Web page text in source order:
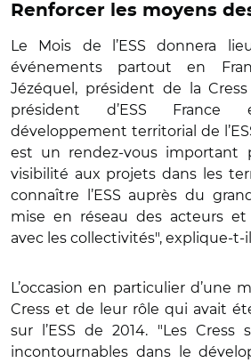
Renforcer les moyens
Le Mois de l’ESS donnera
événements partout en
Jézéquel, président de la
président d’ESS
développement territorial de
est un rendez-vous important
visibilité aux projets dans les
connaître l’ESS auprès du
mise en réseau des acteurs
avec les collectivités", explique-t-
L’occasion en particulier d’une
Cress et de leur rôle qui avait
sur l’ESS de 2014. "Les
incontournables dans le